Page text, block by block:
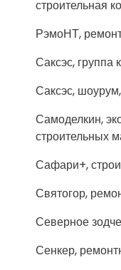
строительная
РэмоНТ,
Саксэс, группа
Саксэс,
Самоделкин,
строительных
Сафари+,
Святогор,
Северное
Сенкер,